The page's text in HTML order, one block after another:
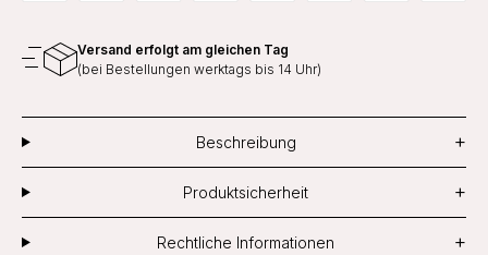
Versand erfolgt am gleichen Tag
(bei Bestellungen werktags bis 14 Uhr)
Beschreibung +
Produktsicherheit +
Rechtliche Informationen +